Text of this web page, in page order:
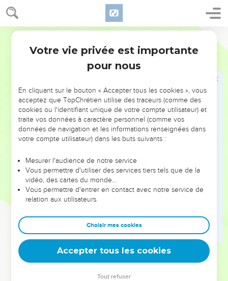
2
Et Satan se retira de devant la face de l'Éternel. Puis il
frappa Job d'un ulcère malin, depuis la plante du pied
jusqu'au sommet de la tête.
Et Job prit un tesson pour se gratter et s'assit sur la cendre.
Maudis Dieu, et meurs !
Mais Job lui répondit : Tu parles comme une femme
insensée. Quoi ! nous recevons de Dieu le bien, et nous ne
recevrions pas aussi le mal ! En tout cela Job ne pécha point
par ses lèvres.
Trois amis de Job, Éliphaz de Théman, Bildad de Schuach,
et Tsophar de Naama, apprirent tous les malheurs qui lui
étaient arrivés. Ils se concertèrent et partirent de chez eux
pour aller le plaindre et le consoler !
Ayant de loin porté les regards sur lui, ils ne le
reconnurent pas, et ils élevèrent la voix et pleurèrent. Ils
déchirèrent leurs manteaux, et ils jetèrent de la poussière en
l'air au-dessus de leur tête.
Et ils se tinrent assis à terre auprès de lui sept jours et sept
Votre vie privée est importante
pour nous
En cliquant sur le bouton « Accepter tous les cookies », vous
acceptez que TopChrétien utilise des traceurs (comme des
cookies ou l'identifiant unique de votre compte utilisateur) et
traite vos données à caractère personnel (comme vos
données de navigation et les informations renseignées dans
votre compte utilisateur) dans les buts suivants :
Mesurer l'audience de notre service
Vous permettre d'utiliser des services tiers tels que de la
vidéo, des cartes du monde…
Vous permettre d'entrer en contact avec notre service de
relation aux utilisateurs.
Choisir mes cookies
Accepter tous les cookies
Tout refuser